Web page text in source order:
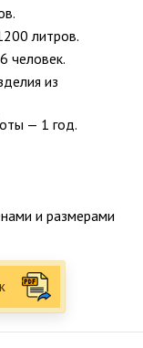
на обработку
с Положением о
года опыта в
литров.
человек.
из
— 1 год.
и размерами